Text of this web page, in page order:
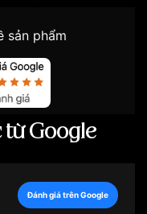
sản phẩm
từ Google
Đánh giá trên Google